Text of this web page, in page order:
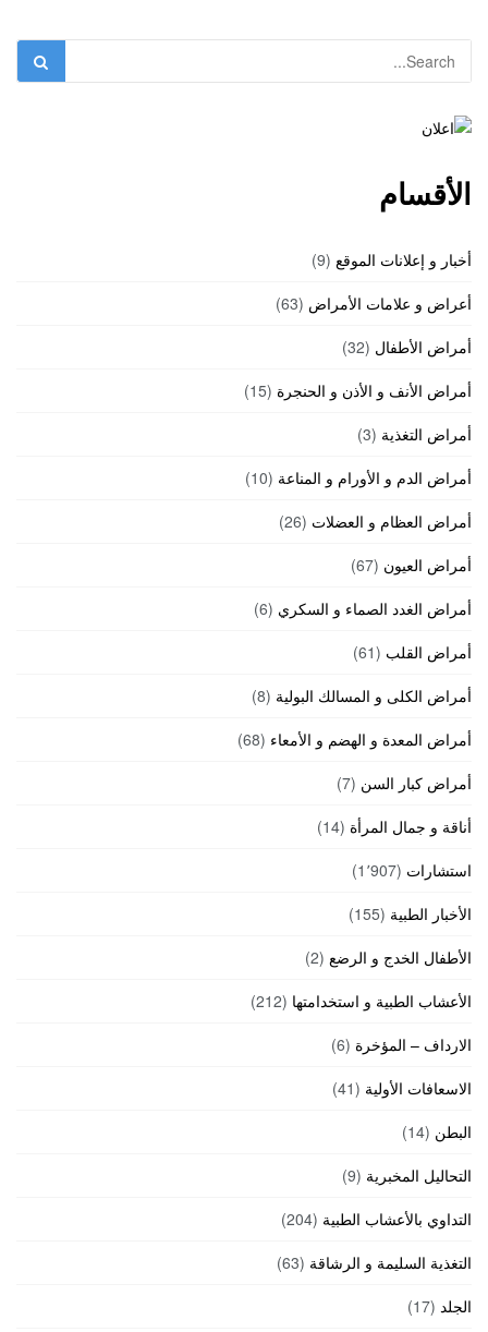
الأقسام
أخبار و إعلانات الموقع (9)
أعراض و علامات الأمراض (63)
أمراض الأطفال (32)
أمراض الأنف و الأذن و الحنجرة (15)
أمراض التغذية (3)
أمراض الدم و الأورام و المناعة (10)
أمراض العظام و العضلات (26)
أمراض العيون (67)
أمراض الغدد الصماء و السكري (6)
أمراض القلب (61)
أمراض الكلى و المسالك البولية (8)
أمراض المعدة و الهضم و الأمعاء (68)
أمراض كبار السن (7)
أناقة و جمال المرأة (14)
استشارات (1٬907)
الأخبار الطبية (155)
الأطفال الخدج و الرضع (2)
الأعشاب الطبية و استخدامتها (212)
الارداف – المؤخرة (6)
الاسعافات الأولية (41)
البطن (14)
التحاليل المخبرية (9)
التداوي بالأعشاب الطبية (204)
التغذية السليمة و الرشاقة (63)
الجلد (17)